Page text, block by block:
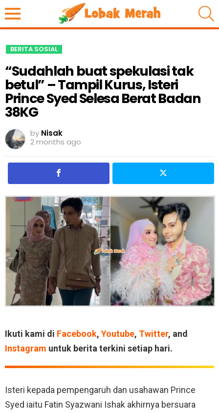
BERITA SOSIAL
“Sudahlah buat spekulasi tak
betul” – Tampil Kurus, Isteri
Prince Syed Selesa Berat Badan
38KG
by Nisak
2 months ago
Ikuti kami di Facebook, Youtube, Twitter, and
Instagram untuk berita terkini setiap hari.
Isteri kepada pempengaruh dan usahawan Prince
Syed iaitu Fatin Syazwani Ishak akhirnya bersuara